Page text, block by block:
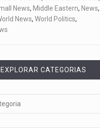
News, Middle Eastern, News,
News, World Politics,
EXPLORAR CATEGORIAS